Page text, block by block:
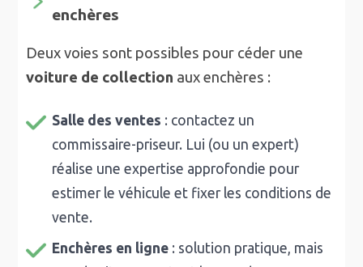
enchères
Deux voies sont possibles pour céder une
voiture de collection aux enchères :
Salle des ventes : contactez un
commissaire-priseur. Lui (ou un expert)
réalise une expertise approfondie pour
estimer le véhicule et fixer les conditions de
vente.
Enchères en ligne : solution pratique, mais